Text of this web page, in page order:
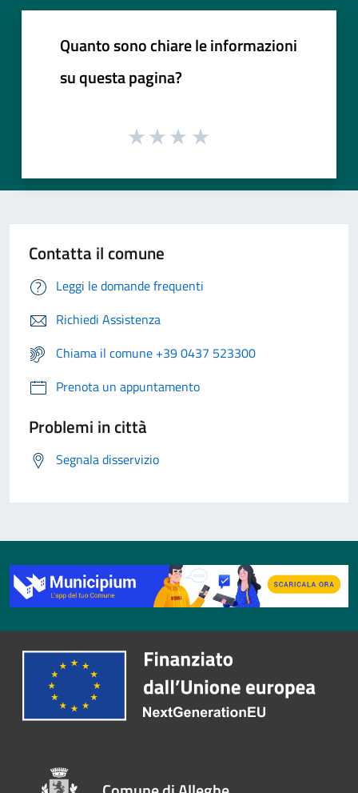
Quanto sono chiare le informazioni
su questa pagina?
Contatta il comune
Leggi le domande frequenti
Richiedi Assistenza
Chiama il comune +39 0437 523300
Prenota un appuntamento
Problemi in città
Segnala disservizio